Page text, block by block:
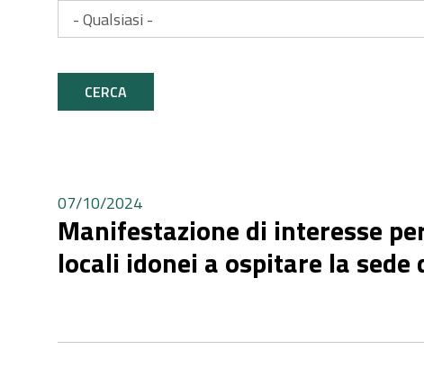
CERCA
07/10/2024
Manifestazione di interesse
locali idonei a ospitare la sede